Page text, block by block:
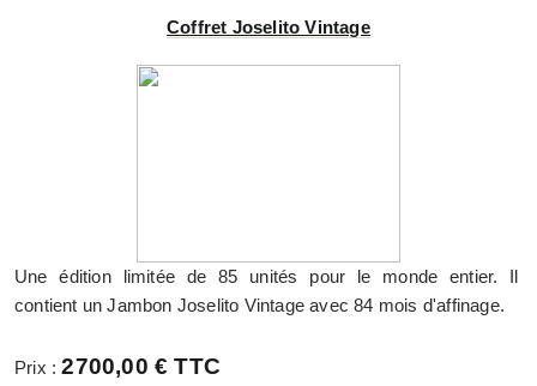
Coffret Joselito Vintage
Une édition limitée de 85 unités pour le monde entier. Il
contient un Jambon Joselito Vintage avec 84 mois d'affinage.
Prix :2700,00 € TTC